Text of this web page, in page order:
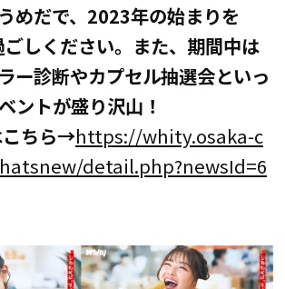
めだで、2023年の始まりを
しください。 また、期間中は
ー診断やカプセル抽選会といっ
ントが盛り沢山！
ちら→https://whity.osaka-c
detail.php?newsId=6